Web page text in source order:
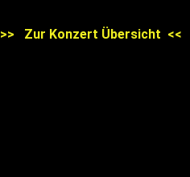
>> Zur Konzert Übersicht <<